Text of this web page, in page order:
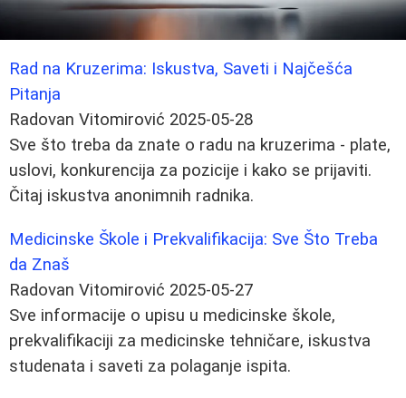
Rad na Kruzerima: Iskustva, Saveti i Najčešća
Pitanja
Radovan Vitomirović 2025-05-28
Sve što treba da znate o radu na kruzerima - plate,
uslovi, konkurencija za pozicije i kako se prijaviti.
Čitaj iskustva anonimnih radnika.
Medicinske Škole i Prekvalifikacija: Sve Što Treba
da Znaš
Radovan Vitomirović 2025-05-27
Sve informacije o upisu u medicinske škole,
prekvalifikaciji za medicinske tehničare, iskustva
studenata i saveti za polaganje ispita.